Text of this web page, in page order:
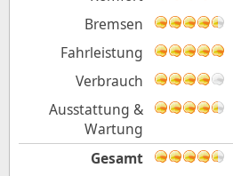
Bremsen
Fahrleistung
Verbrauch
Ausstattung &
Wartung
Gesamt